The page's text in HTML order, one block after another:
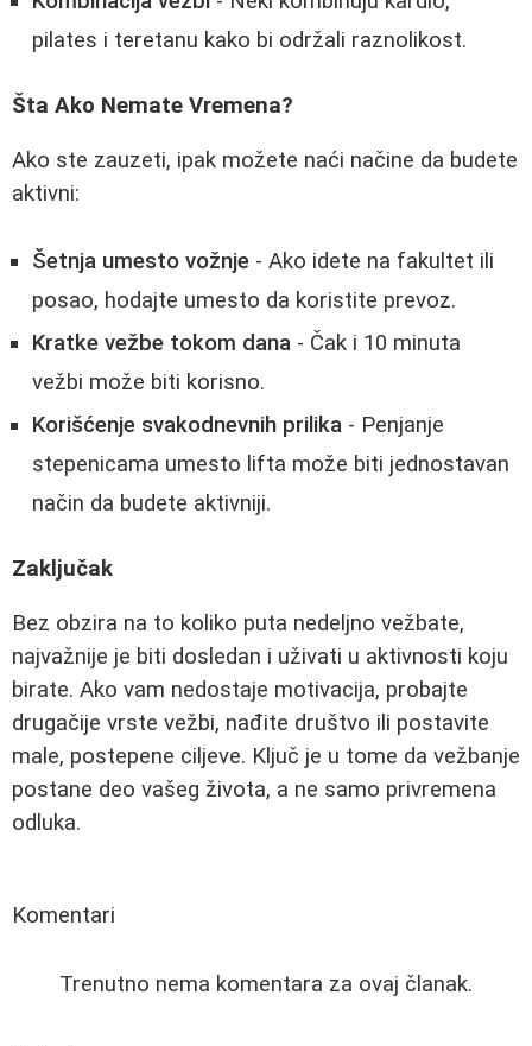
pilates i teretanu kako bi održali raznolikost.
Šta Ako Nemate Vremena?
Ako ste zauzeti, ipak možete naći načine da budete
aktivni:
Šetnja umesto vožnje - Ako idete na fakultet ili
posao, hodajte umesto da koristite prevoz.
Kratke vežbe tokom dana - Čak i 10 minuta
vežbi može biti korisno.
Korišćenje svakodnevnih prilika - Penjanje
stepenicama umesto lifta može biti jednostavan
način da budete aktivniji.
Zaključak
Bez obzira na to koliko puta nedeljno vežbate,
najvažnije je biti dosledan i uživati u aktivnosti koju
birate. Ako vam nedostaje motivacija, probajte
drugačije vrste vežbi, nađite društvo ili postavite
male, postepene ciljeve. Ključ je u tome da vežbanje
postane deo vašeg života, a ne samo privremena
odluka.
Komentari
Trenutno nema komentara za ovaj članak.